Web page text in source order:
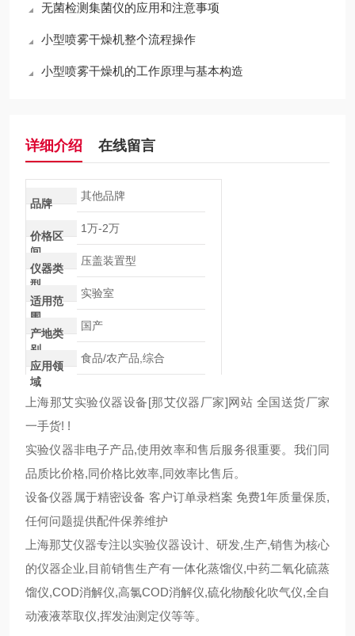
无菌检测集菌仪的应用和注意事项
小型喷雾干燥机整个流程操作
小型喷雾干燥机的工作原理与基本构造
详细介绍 在线留言
品牌
其他品牌
价格区
间
1万-2万
仪器类
型
压盖装置型
适用范
围
实验室
产地类
别
国产
应用领
域
食品/农产品,综合
上海那艾实验仪器设备[那艾仪器厂家]网站 全国送货厂家
一手货! !
实验仪器非电子产品,使用效率和售后服务很重要。我们同
品质比价格,同价格比效率,同效率比售后。
设备仪器属于精密设备 客户订单录档案 免费1年质量保质,
任何问题提供配件保养维护
上海那艾仪器专注以实验仪器设计、研发,生产,销售为核心
的仪器企业,目前销售生产有一体化蒸馏仪,中药二氧化硫蒸
馏仪,COD消解仪,高氯COD消解仪,硫化物酸化吹气仪,全自
动液液萃取仪,挥发油测定仪等等。